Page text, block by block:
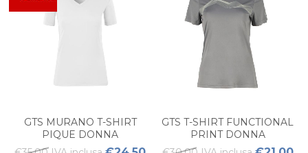
GTS MURANO T-SHIRT
PIQUE DONNA
GTS T-SHIRT FUNCTIONAL
PRINT DONNA